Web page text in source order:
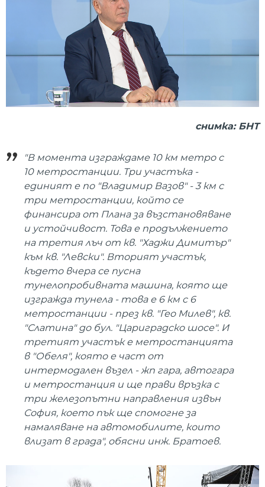
снимка: БНТ
"В момента изграждаме 10 км метро с
10 метростанции. Три участъка -
единият е по "Владимир Вазов" - 3 км с
три метростанции, който се
финансира от Плана за възстановяване
и устойчивост. Това е продължението
на третия лъч от кв. "Хаджи Димитър"
към кв. "Левски". Вторият участък,
където вчера се пусна
тунелопробивната машина, която ще
изгражда тунела - това е 6 км с 6
метростанции - през кв. "Гео Милев", кв.
"Слатина" до бул. "Цариградско шосе". И
третият участък е метростанцията
в "Обеля", която е част от
интермодален възел - жп гара, автогара
и метростанция и ще прави връзка с
три железопътни направления извън
София, което пък ще спомогне за
намаляване на автомобилите, които
влизат в града", обясни инж. Братоев.